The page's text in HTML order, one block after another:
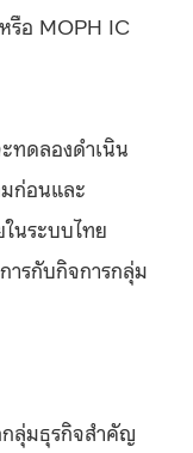
รือ MOPH IC
ทดลองดำเนิน
ก่อนและ
นระบบไทย
ารกับกิจการกลุ่ม
ลุ่มธุรกิจสำคัญ